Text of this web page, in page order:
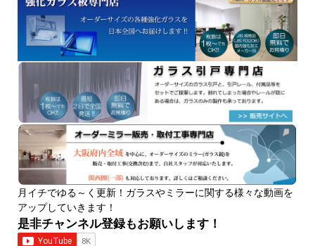
月イチでゆる～く更新！ガラスやミラーに関する様々な動画を
アップしていきます！
是非チャンネル登録もお願いします！